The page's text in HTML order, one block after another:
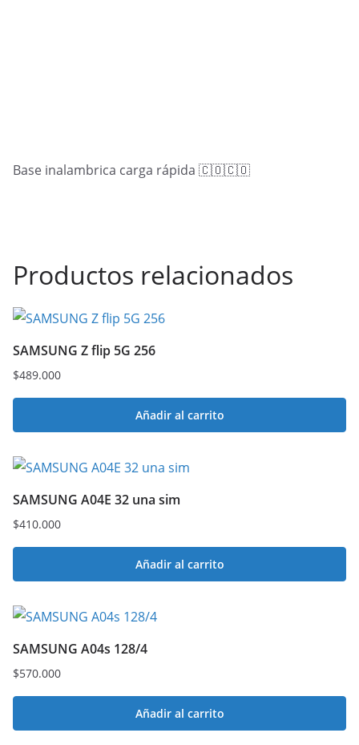
Base inalambrica carga rápida 🇨🇴🇨🇴
Productos relacionados
SAMSUNG Z flip 5G 256
$489.000
Añadir al carrito
SAMSUNG A04E 32 una sim
$410.000
Añadir al carrito
SAMSUNG A04s 128/4
$570.000
Añadir al carrito